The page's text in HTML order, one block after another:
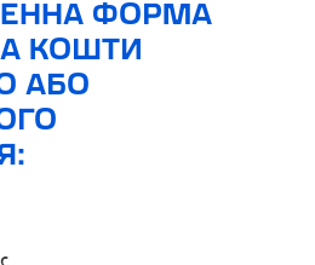
ФОРМА
КОШТИ
АБО